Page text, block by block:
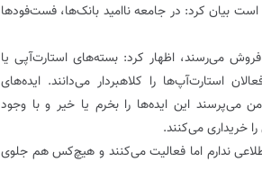
است بیان کرد: در جامعه ناامید بانک‌ها، فست‌فودها
می‌رسند، اظهار کرد: بسته‌های استارت‌آپی یا
استارت‌آپ‌ها را کلاهبردار می‌دانند. ایده‌های
بسیاری از من می‌پرسند این ایده‌ها را بخرم یا خیر و با وجود
خریداری می‌کنند.
ندارم اما فعالیت می‌کنند و هیچ‌کس هم جلوی